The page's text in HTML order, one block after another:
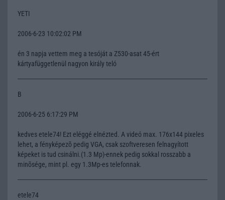
YETI
2006-6-23 10:02:02 PM
én 3 napja vettem meg a tesóját a Z530-asat 45-ért
kártyafüggetlenül nagyon király teló
B
2006-6-25 6:17:29 PM
kedves etele74! Ezt eléggé elnézted. A videó max. 176x144 pixeles
lehet, a fényképezõ pedig VGA, csak szoftveresen felnagyított
képeket is tud csinálni.(1.3 Mp)-ennek pedig sokkal rosszabb a
minõsége, mint pl. egy 1.3Mp-es telefonnak.
etele74